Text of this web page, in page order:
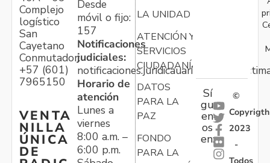
Complejo
logístico
San
Cayetano
Conmutador:
+57 (601)
7965150
VENTA
NILLA
ÚNICA
DE
Desde
móvil o fijo:
157
Notificaciones
judiciales:
Horario de
atención
Lunes a
viernes
8:00 a.m. –
6:00 p.m.
LA UNIDAD
ATENCIÓN Y
SERVICIOS
CIUDADANÍA
DATOS
PARA LA
PAZ
FONDO
PARA LA
Sí
gu
en
os
en:
©
Copyrigth
2023
-